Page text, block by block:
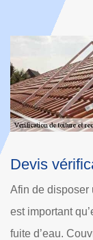
il
de
Méthodes
Hautbos
Dole
Hautbos qui